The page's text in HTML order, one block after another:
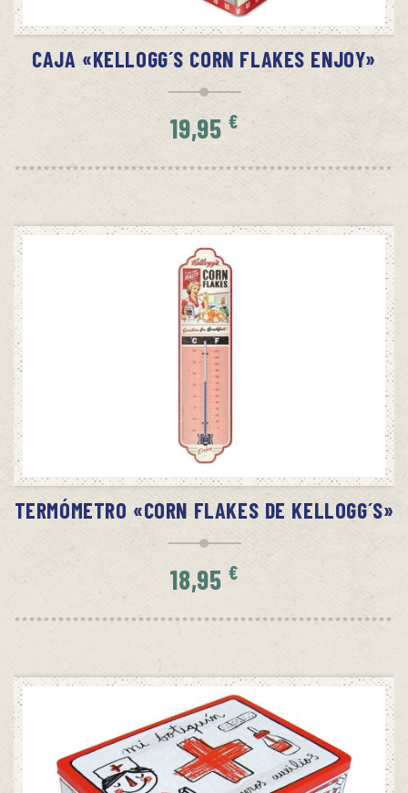
AÑADIR AL CARRITO
CAJA «KELLOGG´S CORN FLAKES ENJOY»
19,95 €
SIN STOCK
AVÍSAME CUANDO HAYA STOCK
TERMÓMETRO «CORN FLAKES DE KELLOGG´S»
18,95 €